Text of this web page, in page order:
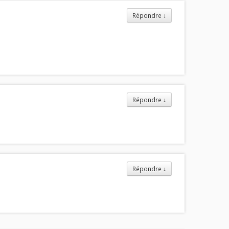
Répondre ↓
Répondre ↓
Répondre ↓